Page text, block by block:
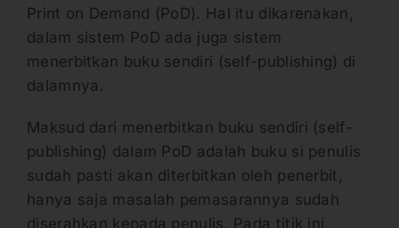
Print on Demand (PoD). Hal itu dikarenakan,
dalam sistem PoD ada juga sistem
menerbitkan buku sendiri (self-publishing) di
dalamnya.
Maksud dari menerbitkan buku sendiri (self-
publishing) dalam PoD adalah buku si penulis
sudah pasti akan diterbitkan oleh penerbit,
hanya saja masalah pemasarannya sudah
diserahkan kepada penulis. Pada titik ini,